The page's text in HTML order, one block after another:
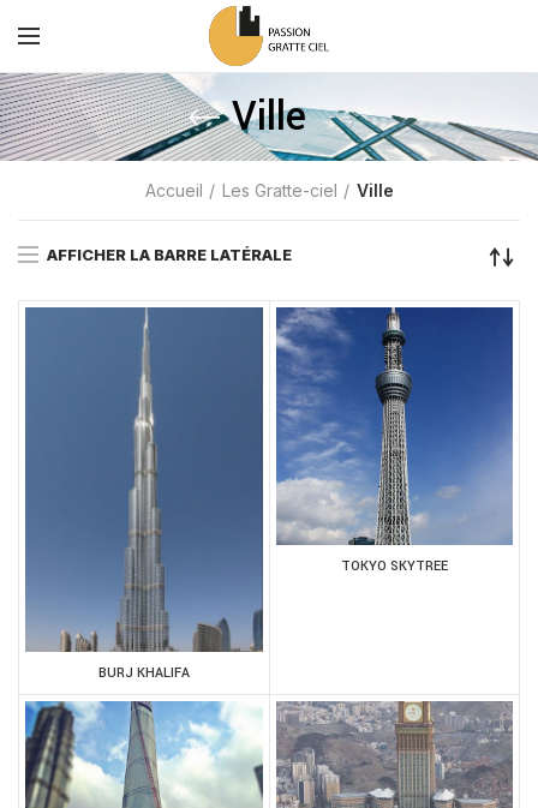
Ville
Accueil Les Gratte-ciel Ville
AFFICHER LA BARRE LATÉRALE
BURJ KHALIFA
TOKYO SKYTREE